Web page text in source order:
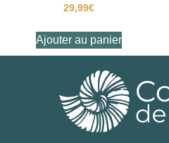
Note
5.00
29,99€
Ajouter au panier